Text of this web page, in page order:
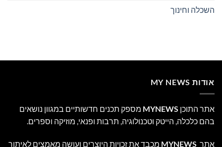
השכלה וחינוך
אודות MY NEWS
אתר התוכן MYNEWS מספק תכנים חדשותיים במגוון נושאים
בהם כלכלה, הייטק וטכנולוגיה, תרבות ופנאי, מוזיקה וספרים.
אתר MYNEWS מכבד את זכויות היוצרים ועושה מאמצים לאיתור